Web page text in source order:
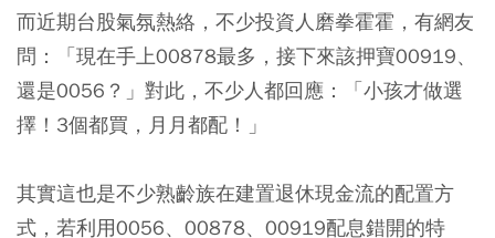
而近期台股氣氛熱絡，不少投資人磨拳霍霍，有網友
問：「現在手上00878最多，接下來該押寶00919、
還是0056？」對此，不少人都回應：「小孩才做選
擇！3個都買，月月都配！」
其實這也是不少熟齡族在建置退休現金流的配置方
式，若利用0056、00878、00919配息錯開的特